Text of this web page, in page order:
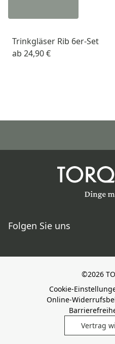
Trinkgläser Rib 6er-Set
ab 24,90 €
Folgen Sie uns
©2026
Cookie-
Online-
Vertrag